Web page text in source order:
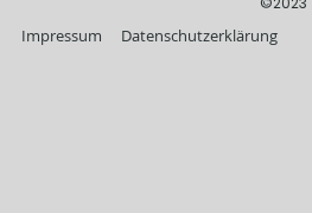
Impressum Datenschutzerklärung